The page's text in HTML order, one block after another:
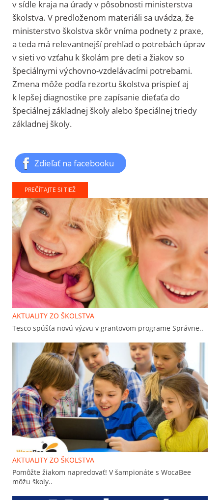
v sídle kraja na úrady v pôsobnosti ministerstva
školstva. V predloženom materiáli sa uvádza, že
ministerstvo školstva skôr vníma podnety z praxe,
a teda má relevantnejší prehľad o potrebách úprav
v sieti vo vzťahu k školám pre deti a žiakov so
špeciálnymi výchovno-vzdelávacími potrebami.
Zmena môže podľa rezortu školstva prispieť aj
k lepšej diagnostike pre zapísanie dieťaťa do
špeciálnej základnej školy alebo špeciálnej triedy
základnej školy.
Zdieľať na facebooku
PREČÍTAJTE SI TIEŽ
AKTUALITY ZO ŠKOLSTVA
Tesco spúšťa novú výzvu v grantovom programe Správne..
AKTUALITY ZO ŠKOLSTVA
Pomôžte žiakom napredovať! V šampionáte s WocaBee
môžu školy..